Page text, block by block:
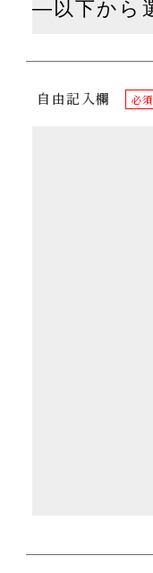
自由記入欄 必須